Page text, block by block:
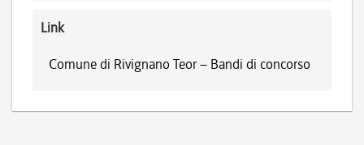
Link
Comune di Rivignano Teor – Bandi di concorso